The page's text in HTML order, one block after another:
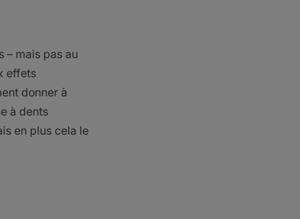
– mais pas au
effets
donner à
à dents
en plus cela le